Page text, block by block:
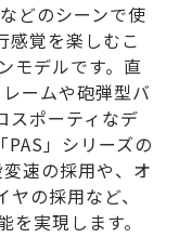
どのシーンで使
感覚を楽しむこ
モデルです。直
ームや砲弾型バ
スポーティなデ
」シリーズの
速の採用や、オ
の採用など、
実現します。